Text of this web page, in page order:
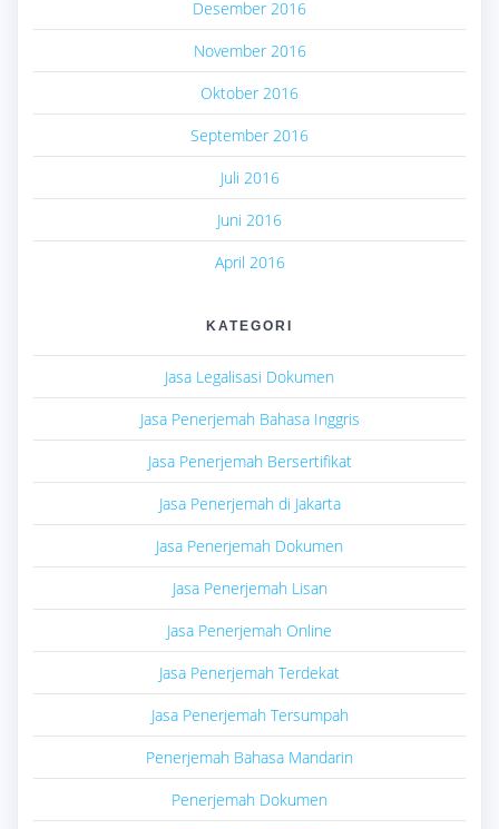
Desember 2016
November 2016
Oktober 2016
September 2016
Juli 2016
Juni 2016
April 2016
KATEGORI
Jasa Legalisasi Dokumen
Jasa Penerjemah Bahasa Inggris
Jasa Penerjemah Bersertifikat
Jasa Penerjemah di Jakarta
Jasa Penerjemah Dokumen
Jasa Penerjemah Lisan
Jasa Penerjemah Online
Jasa Penerjemah Terdekat
Jasa Penerjemah Tersumpah
Penerjemah Bahasa Mandarin
Penerjemah Dokumen